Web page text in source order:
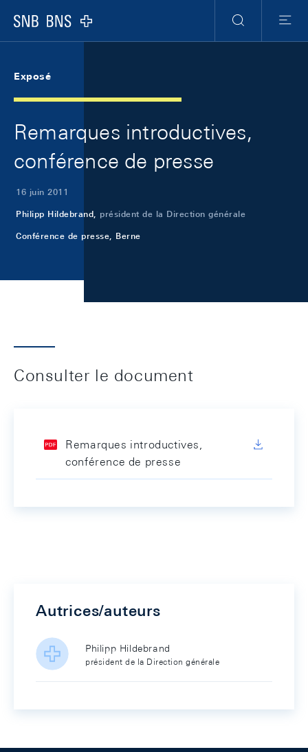
Logo
RechercheMenu
Exposé
Remarques introductives,
conférence de presse
16 juin 2011
Philipp Hildebrand, président de la Direction générale
Conférence de presse, Berne
Consulter le document
Remarques introductives,
conférence de presse
Autrices/auteurs
Philipp Hildebrand
président de la Direction générale